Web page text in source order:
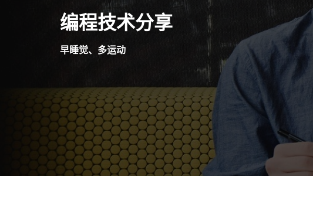
编程技术分享
早睡觉、多运动